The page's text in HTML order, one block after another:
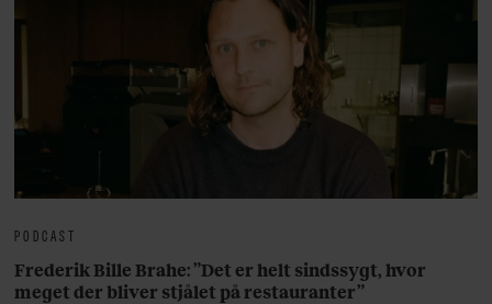
PODCAST
Frederik Bille Brahe: ”Det er helt sindssygt, hvor
meget der bliver stjålet på restauranter”